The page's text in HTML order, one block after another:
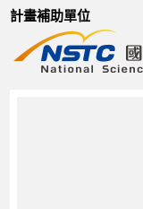
計畫補助單位